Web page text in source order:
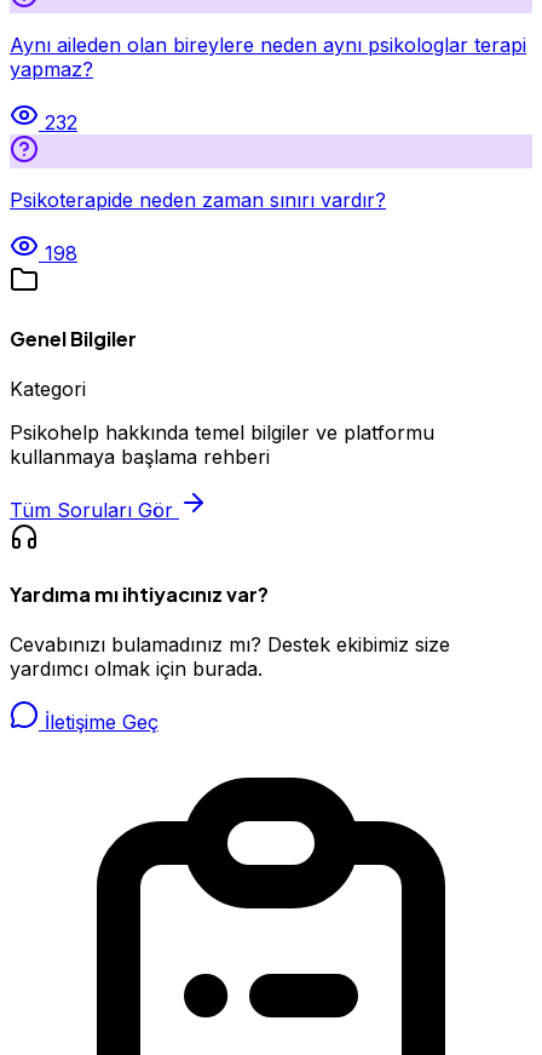
Aynı aileden olan bireylere neden aynı psikologlar terapi
yapmaz?
232
Psikoterapide neden zaman sınırı vardır?
198
Genel Bilgiler
Kategori
Psikohelp hakkında temel bilgiler ve platformu
kullanmaya başlama rehberi
Tüm Soruları Gör
Yardıma mı ihtiyacınız var?
Cevabınızı bulamadınız mı? Destek ekibimiz size
yardımcı olmak için burada.
İletişime Geç